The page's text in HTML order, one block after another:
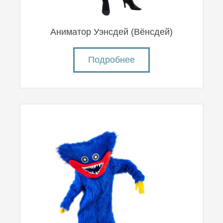
Аниматор Уэнсдей (Вëнсдей)
Подробнее